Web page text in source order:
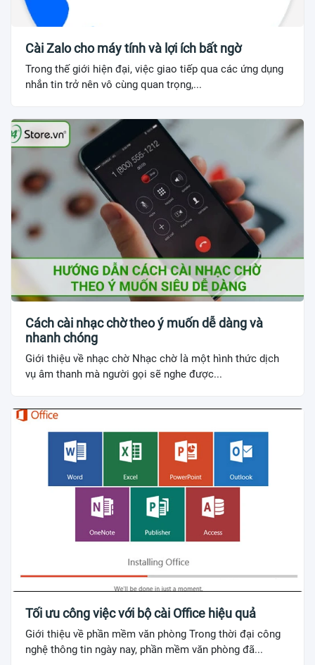
Cài Zalo cho máy tính và lợi ích bất ngờ
Trong thế giới hiện đại, việc giao tiếp qua các ứng dụng
nhắn tin trở nên vô cùng quan trọng,...
Cách cài nhạc chờ theo ý muốn dễ dàng và
nhanh chóng
Giới thiệu về nhạc chờ Nhạc chờ là một hình thức dịch
vụ âm thanh mà người gọi sẽ nghe được...
Tối ưu công việc với bộ cài Office hiệu quả
Giới thiệu về phần mềm văn phòng Trong thời đại công
nghệ thông tin ngày nay, phần mềm văn phòng đã...